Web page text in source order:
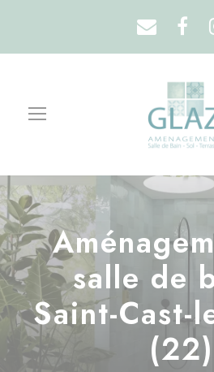
salle de
Saint-Cast-
(22)